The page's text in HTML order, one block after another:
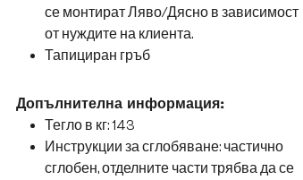
се монтират Ляво/Дясно в зависимост
от нуждите на клиента.
Тапициран гръб
Допълнителна информация:
Тегло в кг: 143
Инструкции за сглобяване: частично
сглобен, отделните части трябва да се